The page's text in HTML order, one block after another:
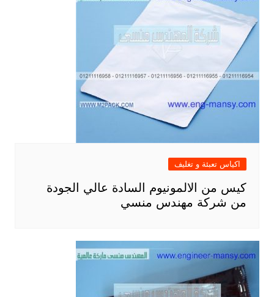
اكياس تعبئة و تغليف
كيس من الالمونيوم السادة عالي الجودة
من شركة مهندس منسي